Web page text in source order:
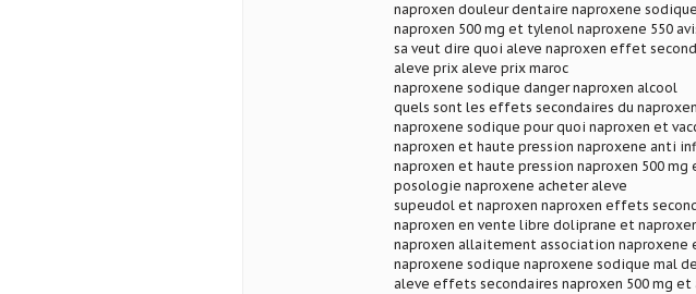
naproxen douleur dentaire naproxene
naproxen 500 mg et tylenol naproxene 550
sa veut dire quoi aleve naproxen effet
aleve prix aleve prix maroc
naproxene sodique danger naproxen alcool
quels sont les effets secondaires du
naproxene sodique pour quoi naproxen et
naproxen et haute pression naproxene anti
naproxen et haute pression naproxen 500
posologie naproxene acheter aleve
supeudol et naproxen naproxen effets
naproxen en vente libre doliprane et
naproxen allaitement association naproxene
naproxene sodique naproxene sodique mal
aleve effets secondaires naproxen 500 mg et